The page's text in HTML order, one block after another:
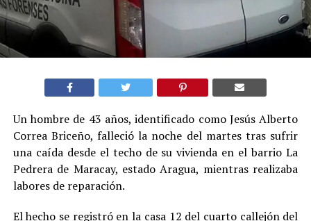
Un hombre de 43 años, identificado como Jesús Alberto
Correa Briceño, falleció la noche del martes tras sufrir
una caída desde el techo de su vivienda en el barrio La
Pedrera de Maracay, estado Aragua, mientras realizaba
labores de reparación.
El hecho se registró en la casa 12 del cuarto callejón del